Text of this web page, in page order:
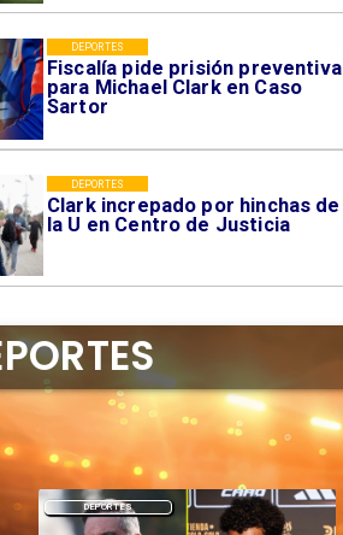
Fiscalía pide prisión preventiva
para Michael Clark en Caso
Sartor
DEPORTES
Clark increpado por hinchas de
la U en Centro de Justicia
DEPORTES
DEPORTES